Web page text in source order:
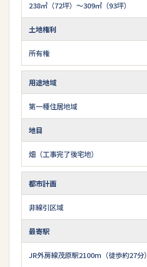
238㎡（72坪）～309㎡（93坪）
土地権利
所有権
用途地域
第一種住居地域
地目
畑（工事完了後宅地）
都市計画
非線引区域
最寄駅
JR外房線茂原駅2100m（徒歩約27分）